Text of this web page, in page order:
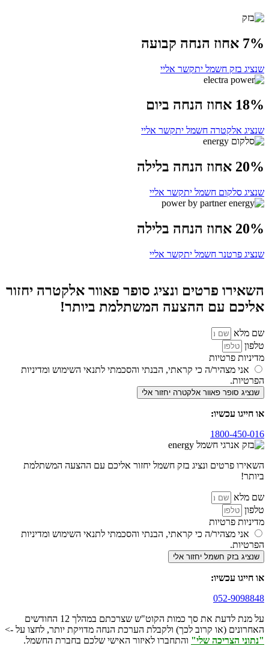
7% אחוז הנחה קבועה
שנציג בזק חשמל יתקשר אליי
18% אחוז הנחה ביום
שנציג אלקטרה חשמל יתקשר אליי
20% אחוז הנחה בלילה
שנציג סלקום חשמל יתקשר אליי
20% אחוז הנחה בלילה
שנציג פרטנר חשמל יתקשר אליי
השאירו פרטים ונציג סופר פאוור אלקטרה יחזור
אליכם עם ההצעה המשתלמת ביותר!
שם מלא
טלפון
מדיניות פרטיות
אני מצהיר/ה כי קראתי, הבנתי והסכמתי לתנאי השימוש ומדיניות
הפרטיות.
שנציג סופר פאוור אלקטרה יחזור אלי
או חייגו עכשיו:
1800-450-016
השאירו פרטים ונציג בזק חשמל יחזור אליכם עם ההצעה המשתלמת
ביותר!
שם מלא
טלפון
מדיניות פרטיות
אני מצהיר/ה כי קראתי, הבנתי והסכמתי לתנאי השימוש ומדיניות
הפרטיות.
שנציג בזק חשמל יחזור אלי
או חייגו עכשיו:
052-9098848
על מנת לדעת את סך כמות הקוט"ש שצרכתם במהלך 12 החודשים
האחרונים (או קרוב לכך) ולקבלת הערכת הנחה מדויקת יותר, לחצו על ->
"נתוני הצריכה שלי" והתחברו לאיזור האישי שלכם בחברת החשמל.